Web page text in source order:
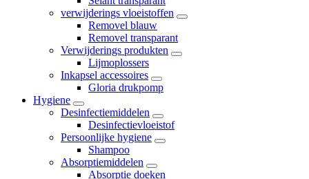
verwijderings vloeistoffen
Removel blauw
Removel transparant
Verwijderings produkten
Lijmoplossers
Inkapsel accessoires
Gloria drukpomp
Hygiene
Desinfectiemiddelen
Desinfectievloeistof
Persoonlijke hygiene
Shampoo
Absorptiemiddelen
Absorptie doeken